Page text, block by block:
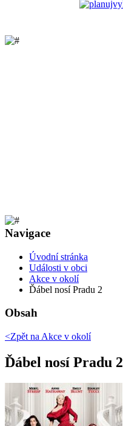
Navigace
Úvodní stránka
Události v obci
Akce v okolí
Ďábel nosí Pradu 2
Obsah
<Zpět na Akce v okolí
Ďábel nosí Pradu 2